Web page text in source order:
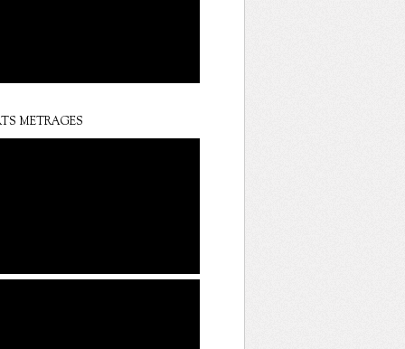
METRAGES